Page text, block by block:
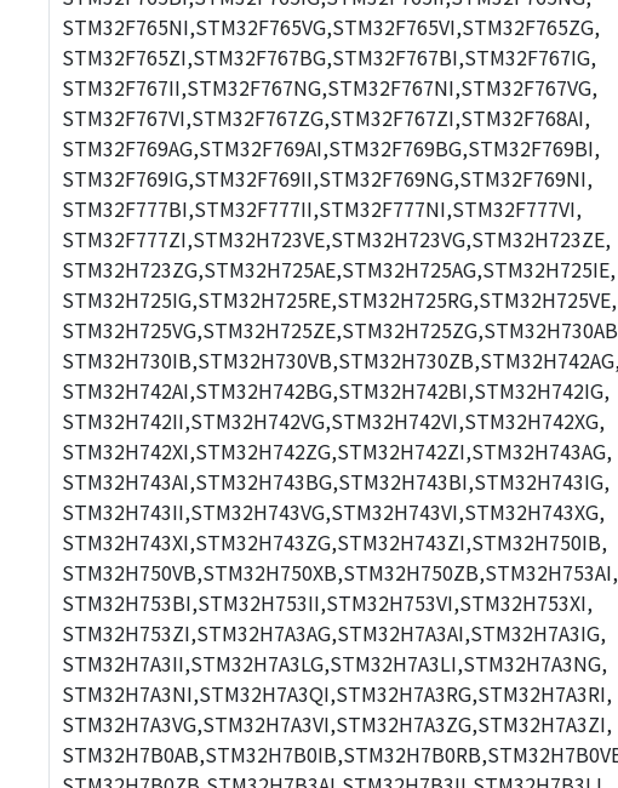
STM32F765NI,STM32F765VG,STM32F765VI,STM32F765ZG,
STM32F765ZI,STM32F767BG,STM32F767BI,STM32F767IG,
STM32F767II,STM32F767NG,STM32F767NI,STM32F767VG,
STM32F767VI,STM32F767ZG,STM32F767ZI,STM32F768AI,
STM32F769AG,STM32F769AI,STM32F769BG,STM32F769BI,
STM32F769IG,STM32F769II,STM32F769NG,STM32F769NI,
STM32F777BI,STM32F777II,STM32F777NI,STM32F777VI,
STM32F777ZI,STM32H723VE,STM32H723VG,STM32H723ZE,
STM32H723ZG,STM32H725AE,STM32H725AG,STM32H725IE,
STM32H725IG,STM32H725RE,STM32H725RG,STM32H725VE,
STM32H742AI,STM32H742BG,STM32H742BI,STM32H742IG,
STM32H742II,STM32H742VG,STM32H742VI,STM32H742XG,
STM32H742XI,STM32H742ZG,STM32H742ZI,STM32H743AG,
STM32H743AI,STM32H743BG,STM32H743BI,STM32H743IG,
STM32H743II,STM32H743VG,STM32H743VI,STM32H743XG,
STM32H743XI,STM32H743ZG,STM32H743ZI,STM32H750IB,
STM32H750VB,STM32H750XB,STM32H750ZB,STM32H753AI,
STM32H753BI,STM32H753II,STM32H753VI,STM32H753XI,
STM32H753ZI,STM32H7A3AG,STM32H7A3AI,STM32H7A3IG,
STM32H7A3II,STM32H7A3LG,STM32H7A3LI,STM32H7A3NG,
STM32H7A3NI,STM32H7A3QI,STM32H7A3RG,STM32H7A3RI,
STM32H7A3VG,STM32H7A3VI,STM32H7A3ZG,STM32H7A3ZI,